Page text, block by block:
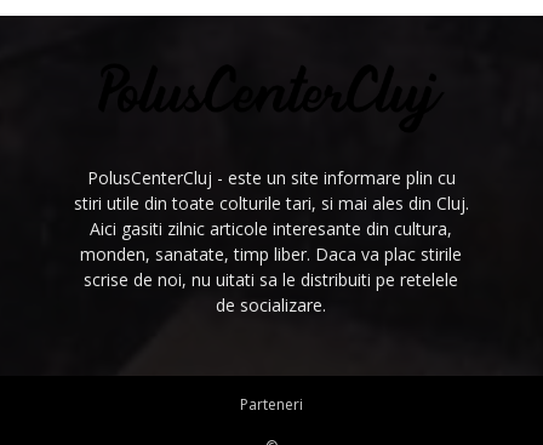
PolusCenterCluj - este un site informare plin cu
stiri utile din toate colturile tari, si mai ales din Cluj.
Aici gasiti zilnic articole interesante din cultura,
monden, sanatate, timp liber. Daca va plac stirile
scrise de noi, nu uitati sa le distribuiti pe retelele
de socializare.
Parteneri